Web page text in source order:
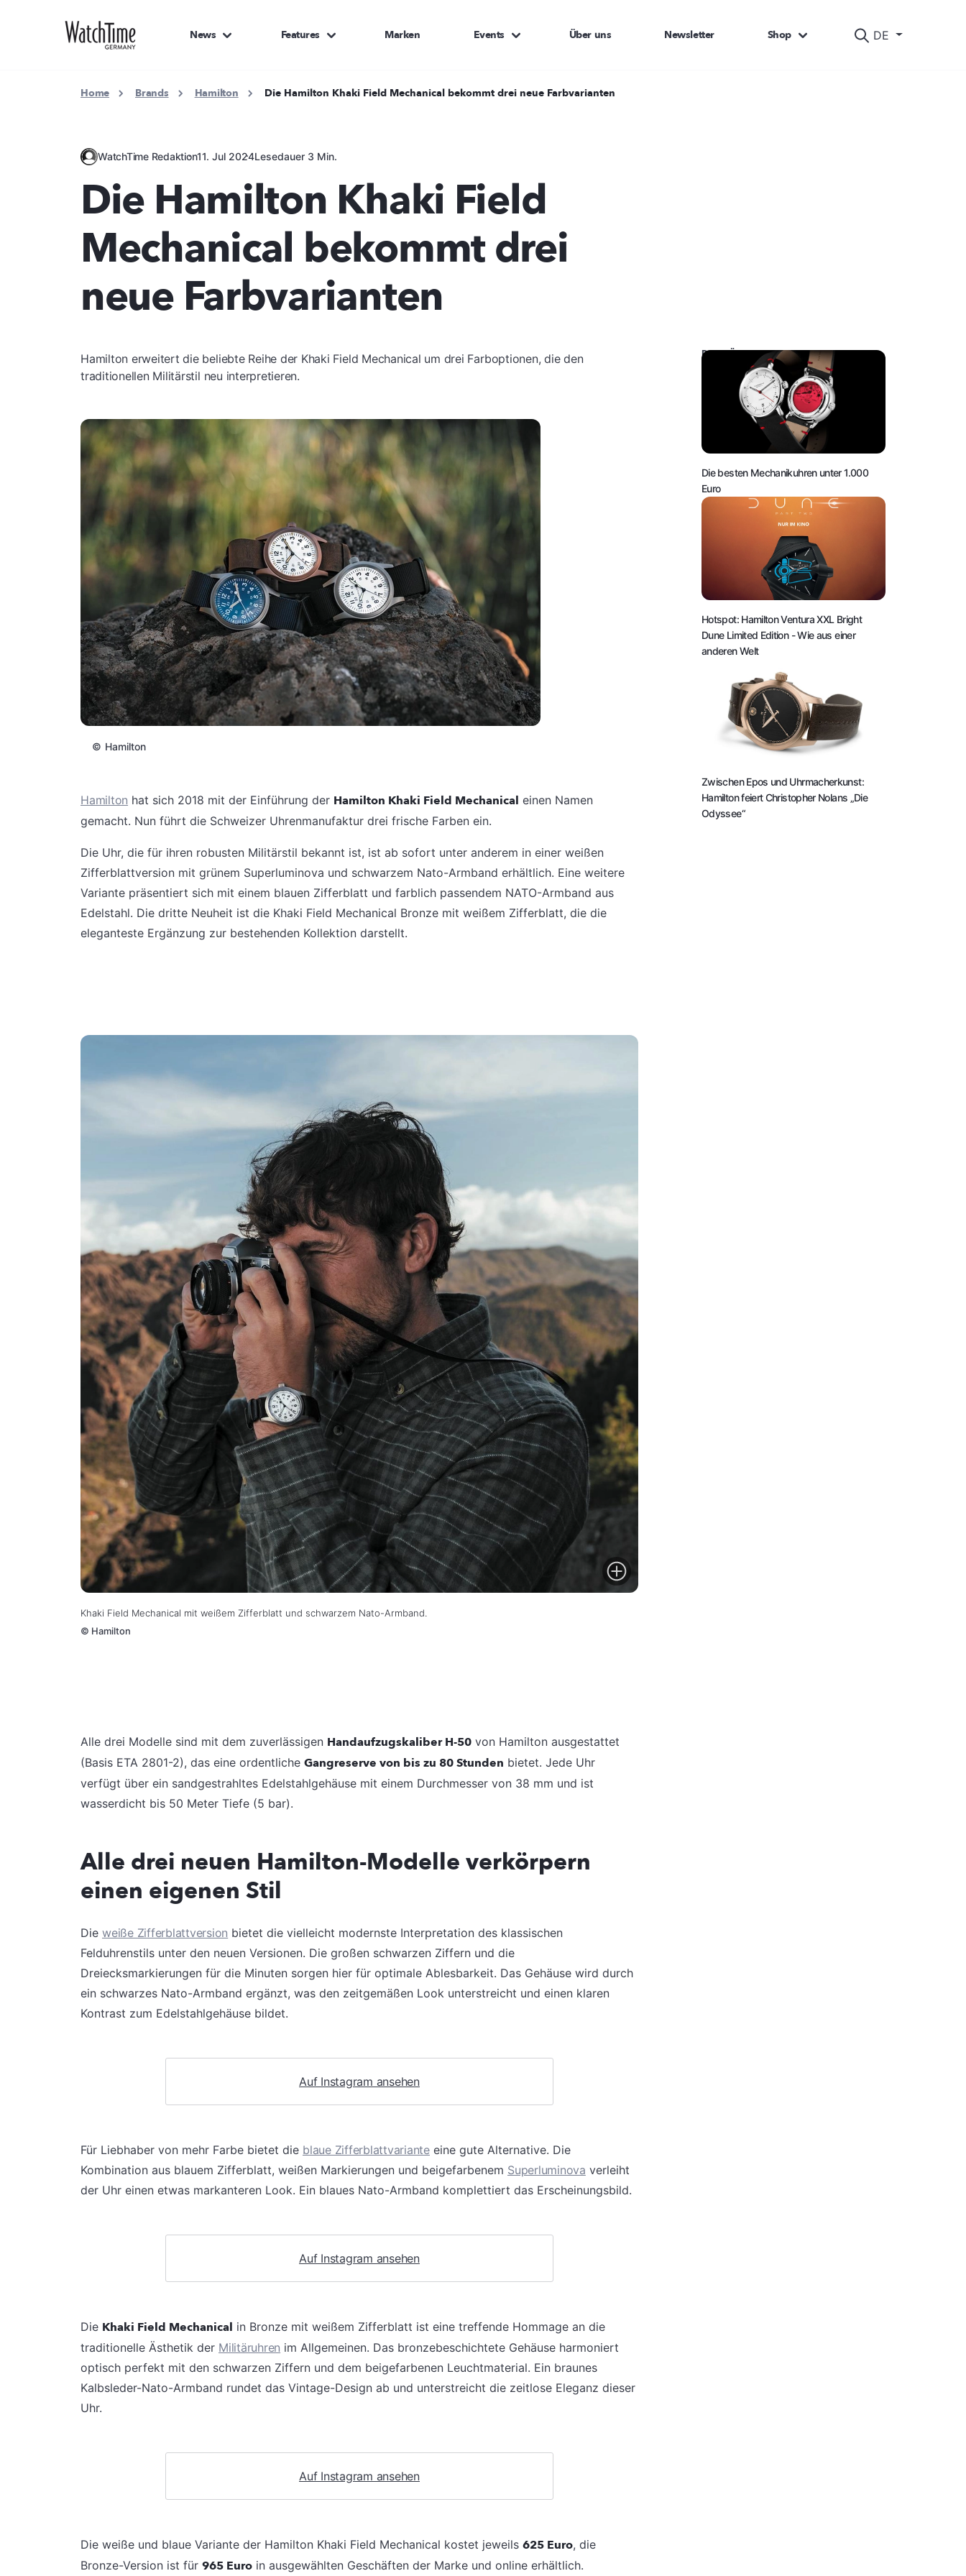
DE
News Features Marken Events Über uns Newsletter Shop
Home Brands Hamilton Die Hamilton Khaki Field Mechanical bekommt drei neue Farbvarianten
WatchTime Redaktion11. Jul 2024Lesedauer 3 Min.
Die Hamilton Khaki Field
Mechanical bekommt drei
neue Farbvarianten
Hamilton erweitert die beliebte Reihe der Khaki Field Mechanical um drei Farboptionen, die den
traditionellen Militärstil neu interpretieren.
© Hamilton
Hamilton hat sich 2018 mit der Einführung der Hamilton Khaki Field Mechanical einen Namen
gemacht. Nun führt die Schweizer Uhrenmanufaktur drei frische Farben ein.
Die Uhr, die für ihren robusten Militärstil bekannt ist, ist ab sofort unter anderem in einer weißen
Zifferblattversion mit grünem Superluminova und schwarzem Nato-Armband erhältlich. Eine weitere
Variante präsentiert sich mit einem blauen Zifferblatt und farblich passendem NATO-Armband aus
Edelstahl. Die dritte Neuheit ist die Khaki Field Mechanical Bronze mit weißem Zifferblatt, die die
eleganteste Ergänzung zur bestehenden Kollektion darstellt.
Khaki Field Mechanical mit weißem Zifferblatt und schwarzem Nato-Armband.
© Hamilton
Alle drei Modelle sind mit dem zuverlässigen Handaufzugskaliber H-50 von Hamilton ausgestattet
(Basis ETA 2801-2), das eine ordentliche Gangreserve von bis zu 80 Stunden bietet. Jede Uhr
verfügt über ein sandgestrahltes Edelstahlgehäuse mit einem Durchmesser von 38 mm und ist
wasserdicht bis 50 Meter Tiefe (5 bar).
Alle drei neuen Hamilton-Modelle verkörpern
einen eigenen Stil
Die weiße Zifferblattversion bietet die vielleicht modernste Interpretation des klassischen
Felduhrenstils unter den neuen Versionen. Die großen schwarzen Ziffern und die
Dreiecksmarkierungen für die Minuten sorgen hier für optimale Ablesbarkeit. Das Gehäuse wird durch
ein schwarzes Nato-Armband ergänzt, was den zeitgemäßen Look unterstreicht und einen klaren
Kontrast zum Edelstahlgehäuse bildet.
Auf Instagram ansehen
Für Liebhaber von mehr Farbe bietet die blaue Zifferblattvariante eine gute Alternative. Die
Kombination aus blauem Zifferblatt, weißen Markierungen und beigefarbenem Superluminova verleiht
der Uhr einen etwas markanteren Look. Ein blaues Nato-Armband komplettiert das Erscheinungsbild.
Auf Instagram ansehen
Die Khaki Field Mechanical in Bronze mit weißem Zifferblatt ist eine treffende Hommage an die
traditionelle Ästhetik der Militäruhren im Allgemeinen. Das bronzebeschichtete Gehäuse harmoniert
optisch perfekt mit den schwarzen Ziffern und dem beigefarbenen Leuchtmaterial. Ein braunes
Kalbsleder-Nato-Armband rundet das Vintage-Design ab und unterstreicht die zeitlose Eleganz dieser
Uhr.
Auf Instagram ansehen
Die weiße und blaue Variante der Hamilton Khaki Field Mechanical kostet jeweils 625 Euro, die
Bronze-Version ist für 965 Euro in ausgewählten Geschäften der Marke und online erhältlich.
DAS KÖNNTE SIE AUCH INTERESSIEREN:
Die besten Mechanikuhren unter 1.000
Euro
Hotspot: Hamilton Ventura XXL Bright
Dune Limited Edition - Wie aus einer
anderen Welt
Zwischen Epos und Uhrmacherkunst:
Hamilton feiert Christopher Nolans „Die
Odyssee“